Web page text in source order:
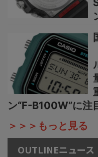
ン“F-B100W”に注
＞＞＞もっと見る
OUTLINEニュース